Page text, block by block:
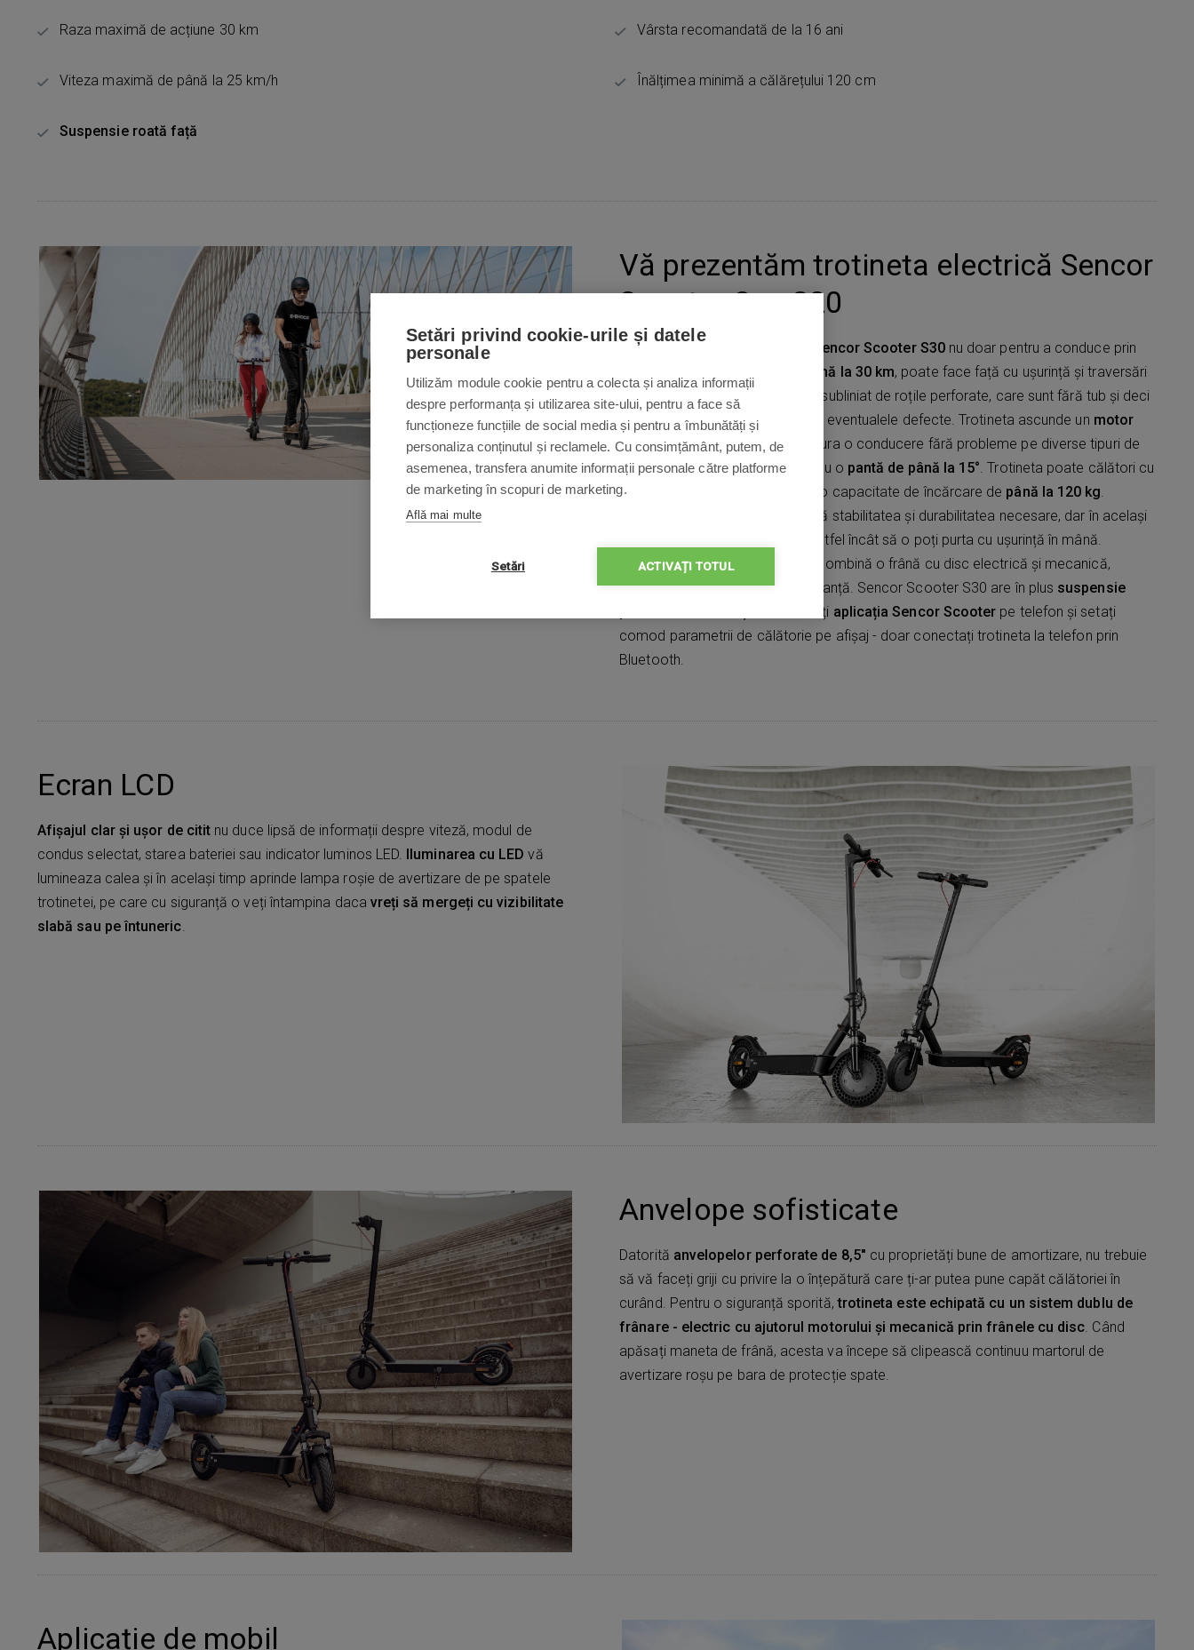
Raza maximă de acțiune 30 km
Viteza maximă de până la 25 km/h
Suspensie roată față
Vârsta recomandată de la 16 ani
Înălțimea minimă a călărețului 120 cm
Vă prezentăm trotineta electrică Sencor
Scooter One S20
Puteți folosi trotineta electrică Sencor Scooter S30nu doar pentru a conduce prin
autonomie de până la 30 km, poate face față cu ușurință și traversări
mai lungi. Designul modern este subliniat de roțile perforate, care sunt fără tub și deci
nu pot fi perforate, evitand astfel eventualele defecte. Trotineta ascunde un motor
puternic de 350 W, care va asigura o conducere fără probleme pe diverse tipuri de
teren. Puteți merge chiar în sus cu o pantă de până la 15°. Trotineta poate călători cu
o viteză de
cu o capacitate de încărcare de până la 120 kg.
asigură stabilitatea și durabilitatea necesare, dar în același
timp trotineta rămâne ușoară, astfel încât să o poți purta cu ușurință în mână.
Sistemul dublu de frânare, care combină o frână cu disc electrică și mecanică,
contribuie la conducerea în siguranță. Sencor Scooter S30 are în plus suspensie
. Descărcați aplicația Sencor Scooter pe telefon și setați
comod parametrii de călătorie pe afișaj - doar conectați trotineta la telefon prin
Bluetooth.
Ecran LCD
Afișajul clar și ușor de citit nu duce lipsă de informații despre viteză, modul de
condus selectat, starea bateriei sau indicator luminos LED. Iluminarea cu LED vă
lumineaza calea și în același timp aprinde lampa roșie de avertizare de pe spatele
trotinetei, pe care cu siguranță o veți întampina daca vreți să mergeți cu vizibilitate
slabă sau pe întuneric.
Anvelope sofisticate
Datorită anvelopelor perforate de 8,5" cu proprietăți bune de amortizare, nu trebuie
să vă faceți griji cu privire la o înțepătură care ți-ar putea pune capăt călătoriei în
curând. Pentru o siguranță sporită,trotineta este echipată cu un sistem dublu de
frânare - electric cu ajutorul motorului și mecanică prin frânele cu disc. Când
apăsați maneta de frână, acesta va începe să clipească continuu martorul de
avertizare roșu pe bara de protecție spate.
Aplicație de mobil
Setări privind cookie-urile și datele
personale
Utilizăm module cookie pentru a colecta și analiza informații
despre performanța și utilizarea site-ului, pentru a face să
funcționeze funcțiile de social media și pentru a îmbunătăți și
personaliza conținutul și reclamele. Cu consimțământ, putem, de
asemenea, transfera anumite informații personale către platforme
de marketing în scopuri de marketing.
Află mai multe
Setări ACTIVAȚI TOTUL